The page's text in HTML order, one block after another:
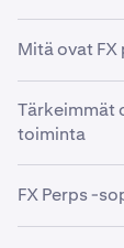
Mitä ovat
FX Perps
sijaan voit
Tärkeimmät
toiminta
FX Perps -